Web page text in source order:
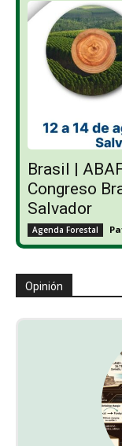
Brasil |
Congreso
Salvador
Agenda Forestal
Opinión